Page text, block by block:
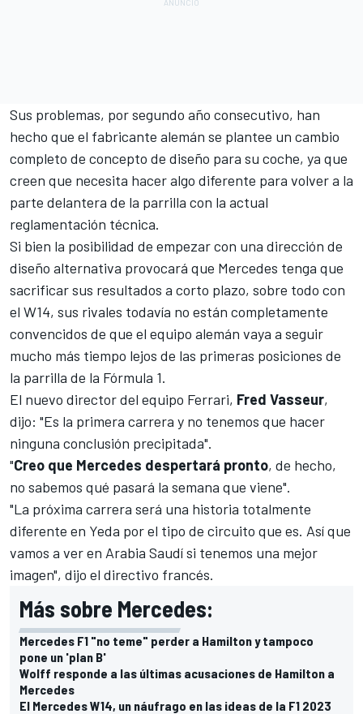
Sus problemas, por segundo año consecutivo, han
hecho que el fabricante alemán se plantee un cambio
completo de concepto de diseño para su coche, ya que
creen que necesita hacer algo diferente para volver a la
parte delantera de la parrilla con la actual
reglamentación técnica.
Si bien la posibilidad de empezar con una dirección de
diseño alternativa provocará que Mercedes tenga que
sacrificar sus resultados a corto plazo, sobre todo con
el W14, sus rivales todavía no están completamente
convencidos de que el equipo alemán vaya a seguir
mucho más tiempo lejos de las primeras posiciones de
la parrilla de la Fórmula 1.
El nuevo director del equipo Ferrari, Fred Vasseur,
dijo: "Es la primera carrera y no tenemos que hacer
ninguna conclusión precipitada".
"Creo que Mercedes despertará pronto, de hecho,
no sabemos qué pasará la semana que viene".
"La próxima carrera será una historia totalmente
diferente en Yeda por el tipo de circuito que es. Así que
vamos a ver en Arabia Saudísi tenemos una mejor
imagen", dijo el directivo francés.
Más sobre Mercedes:
Mercedes F1 "no teme" perder a Hamilton y tampoco
pone un 'plan B'
Wolff responde a las últimas acusaciones de Hamilton a
Mercedes
El Mercedes W14, un náufrago en las ideas de la F1 2023